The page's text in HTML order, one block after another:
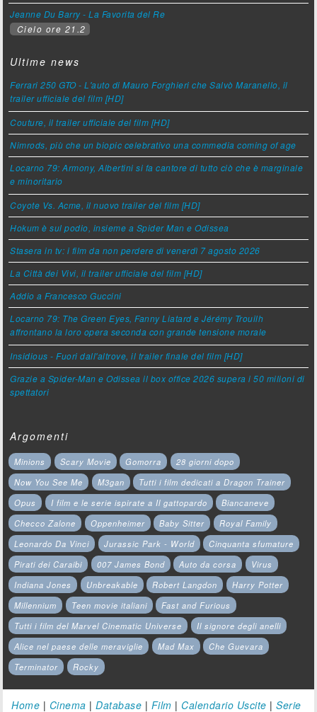
Jeanne Du Barry - La Favorita del Re
Cielo ore 21.2
Ultime news
Ferrari 250 GTO - L'auto di Mauro Forghieri che Salvò Maranello, il
trailer ufficiale del film [HD]
Couture, il trailer ufficiale del film [HD]
Nimrods, più che un biopic celebrativo una commedia coming of age
Locarno 79: Armony, Albertini si fa cantore di tutto ciò che è marginale
e minoritario
Coyote Vs. Acme, il nuovo trailer del film [HD]
Hokum è sul podio, insieme a Spider Man e Odissea
Stasera in tv: i film da non perdere di venerdì 7 agosto 2026
La Città dei Vivi, il trailer ufficiale del film [HD]
Addio a Francesco Guccini
Locarno 79: The Green Eyes, Fanny Liatard e Jérémy Trouilh
affrontano la loro opera seconda con grande tensione morale
Insidious - Fuori dall'altrove, il trailer finale del film [HD]
Grazie a Spider-Man e Odissea il box office 2026 supera i 50 milioni di
spettatori
Argomenti
Minions Scary Movie Gomorra
28 giorni dopo
Now You See Me
M3gan
Tutti i film dedicati a Dragon Trainer
Opus
I film e le serie ispirate a Il gattopardo
Biancaneve
Checco Zalone
Oppenheimer Baby Sitter
Royal Family
Leonardo Da Vinci
Jurassic Park - World
Cinquanta sfumature
Pirati dei Caraibi
007 James Bond Auto da corsa
Virus
Indiana Jones
Unbreakable Robert Langdon
Harry Potter
Millennium
Teen movie italiani
Fast and Furious
Tutti i film del Marvel Cinematic Universe
Il signore degli anelli
Alice nel paese delle meraviglie
Mad Max
Che Guevara
Terminator
Rocky
Home | Cinema |Database | Film | Calendario Uscite |Serie